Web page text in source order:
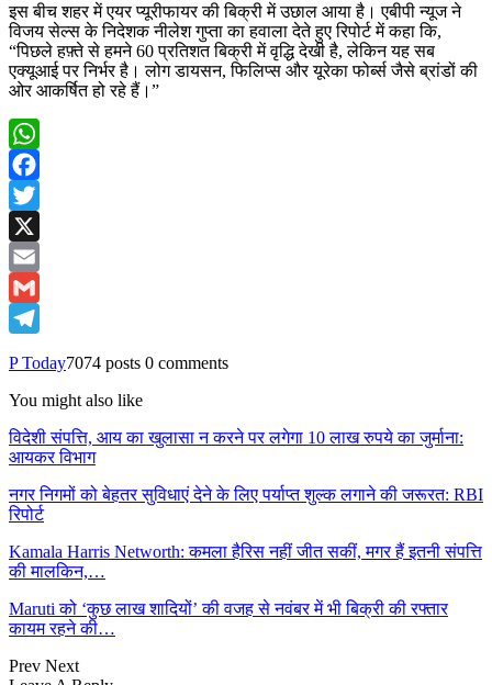
इस बीच शहर में एयर प्यूरीफायर की बिक्री में उछाल आया है। एबीपी न्यूज ने
विजय सेल्स के निदेशक नीलेश गुप्ता का हवाला देते हुए रिपोर्ट में कहा कि,
“पिछले हफ़्ते से हमने 60 प्रतिशत बिक्री में वृद्धि देखी है, लेकिन यह सब
एक्यूआई पर निर्भर है। लोग डायसन, फिलिप्स और यूरेका फोर्ब्स जैसे ब्रांडों की
ओर आकर्षित हो रहे हैं।”
WhatsApp
Facebook
Twitter
X
Email
Gmail
P Today7074 posts 0 comments
You might also like
विदेशी संपत्ति, आय का खुलासा न करने पर लगेगा 10 लाख रुपये का जुर्माना:
आयकर विभाग
नगर निगमों को बेहतर सुविधाएं देने के लिए पर्याप्त शुल्क लगाने की जरूरत: RBI
रिपोर्ट
Kamala Harris Networth: कमला हैरिस नहीं जीत सकीं, मगर हैं इतनी संपत्ति
की मालकिन,…
Maruti को ‘कुछ लाख शादियों’ की वजह से नवंबर में भी बिक्री की रफ्तार
कायम रहने की…
Prev Next